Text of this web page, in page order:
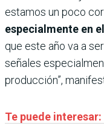
estamos un poco
especialmente en
que este año va a
señales
producción”,
Te puede